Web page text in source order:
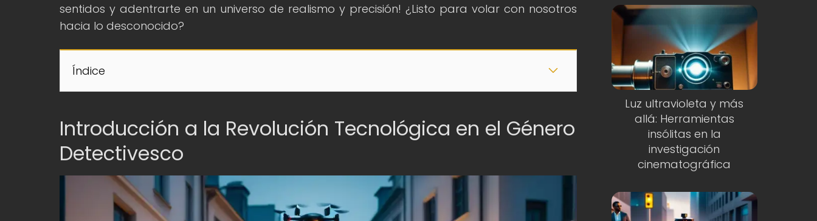
sentidos y adentrarte en un universo de realismo y precisión! ¿Listo para volar con nosotros
hacia lo desconocido?
Índice
Introducción a la Revolución Tecnológica en el Género
Detectivesco
Luz ultravioleta y más
allá: Herramientas
insólitas en la
investigación
cinematográfica